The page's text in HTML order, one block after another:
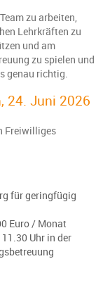
zu arbeiten,
Lehrkräften zu
und am
zu spielen und
genau richtig.
24. Juni 2026
Freiwilliges
für geringfügig
Euro / Monat
Uhr in der